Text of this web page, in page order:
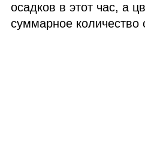
осадков в этот час, а
суммарное количество